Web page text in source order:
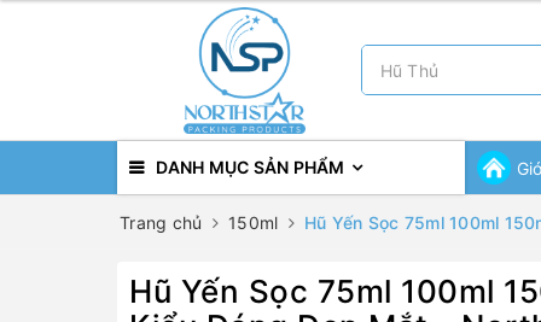
DANH MỤC SẢN PHẨM
Trang chủ 150ml Hũ Yến Sọc 75ml 100ml
Hũ Yến Sọc 75ml 100ml